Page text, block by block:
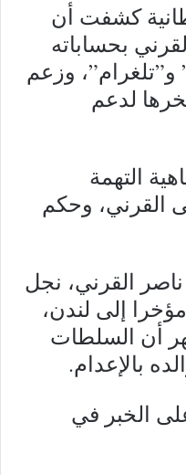
كشفت أن
بحساباته
وزعم
لدعم
التهمة
القرني، وحكم
القرني، نجل
مؤخرا إلى لندن،
أن السلطات
بالإعدام.
الخبر في